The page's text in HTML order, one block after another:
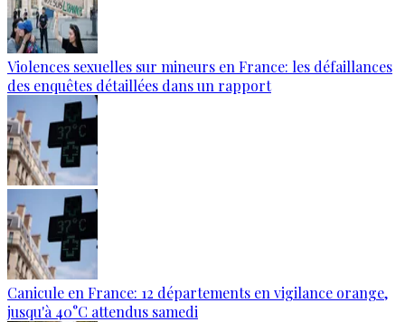
Violences sexuelles sur mineurs en France: les défaillances
des enquêtes détaillées dans un rapport
Canicule en France: 12 départements en vigilance orange,
jusqu'à 40°C attendus samedi